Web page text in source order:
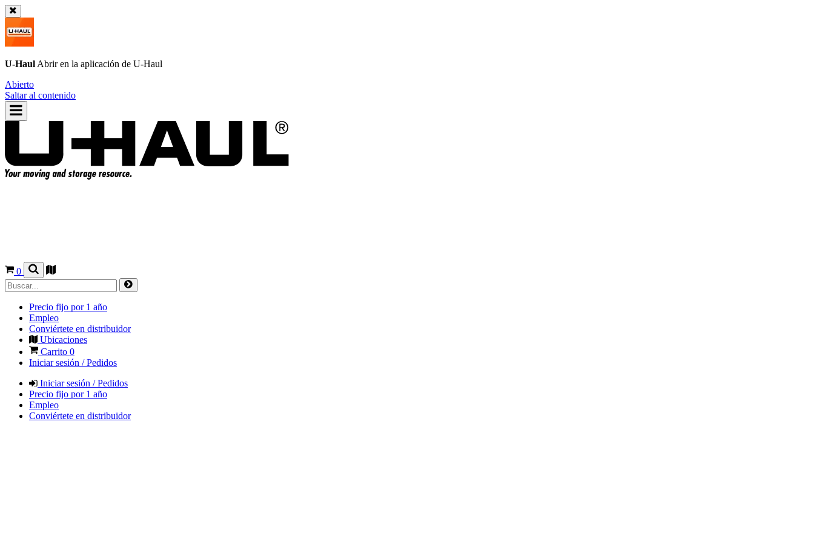
U-Haul Abrir en la aplicación de U-Haul
Abierto
Saltar al contenido
0
Precio fijo por 1 año
Empleo
Conviértete en distribuidor
Ubicaciones
Carrito 0
Iniciar sesión / Pedidos
Iniciar sesión / Pedidos
Precio fijo por 1 año
Empleo
Conviértete en distribuidor